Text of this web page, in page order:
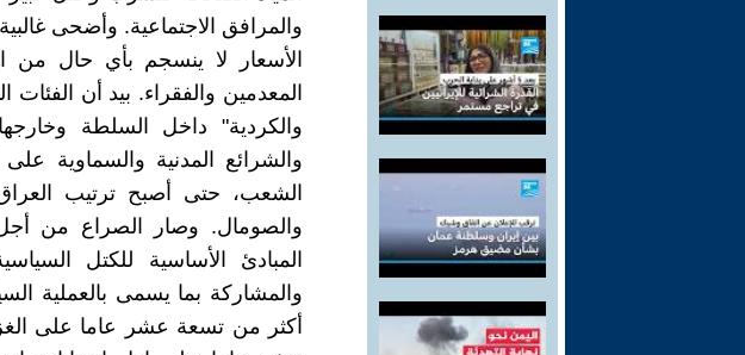
والمرافق الاجتماعية. وأضحى
الأسعار لا ينسجم بأي حال من
المعدمين والفقراء. بيد أن
والكردية" داخل السلطة
والشرائع المدنية والسماوية
الشعب، حتى أصبح ترتيب
والصومال. وصار الصراع من
المبادئ الأساسية للكتل
والمشاركة بما يسمى بالعملية